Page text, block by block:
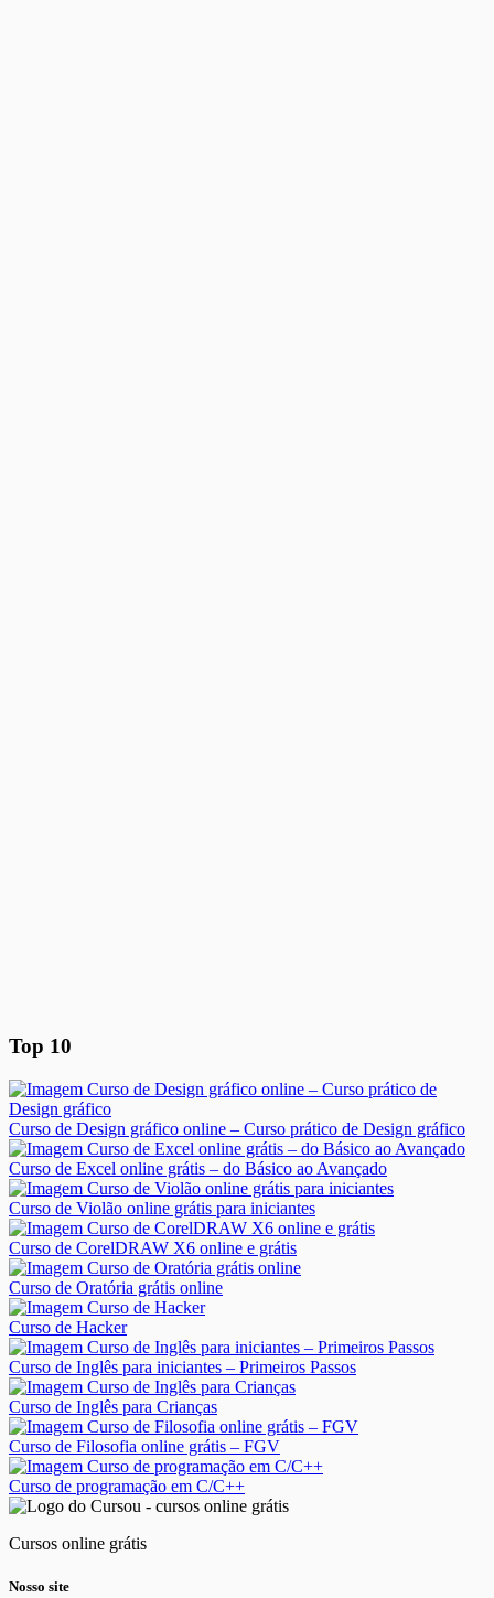
Top 10
Curso de Design gráfico online – Curso prático de Design gráfico
Curso de Excel online grátis – do Básico ao Avançado
Curso de Violão online grátis para iniciantes
Curso de CorelDRAW X6 online e grátis
Curso de Oratória grátis online
Curso de Hacker
Curso de Inglês para iniciantes – Primeiros Passos
Curso de Inglês para Crianças
Curso de Filosofia online grátis – FGV
Curso de programação em C/C++
Cursos online grátis
Nosso site